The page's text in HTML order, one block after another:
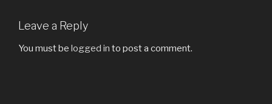
Leave a Reply
You must be logged in to post a comment.